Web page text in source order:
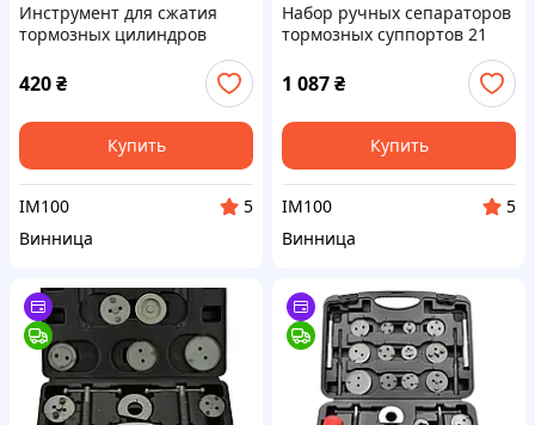
Инструмент для сжатия
тормозных цилиндров
420₴
Купить
IM100
5
Винница
Набор ручных сепараторов
тормозных суппортов 21
(Код7004)
1 087₴
Купить
IM100
5
Винница